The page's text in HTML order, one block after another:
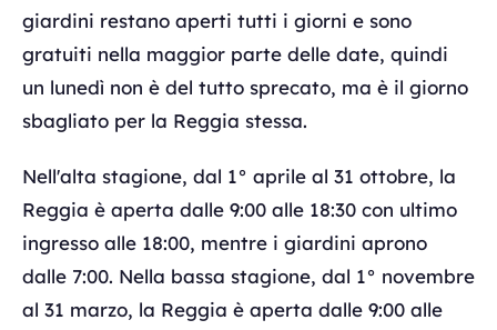
giardini restano aperti tutti i giorni e sono
gratuiti nella maggior parte delle date, quindi
un lunedì non è del tutto sprecato, ma è il giorno
sbagliato per la Reggia stessa.
Nell'alta stagione, dal 1° aprile al 31 ottobre, la
Reggia è aperta dalle 9:00 alle 18:30 con ultimo
ingresso alle 18:00, mentre i giardini aprono
dalle 7:00. Nella bassa stagione, dal 1° novembre
al 31 marzo, la Reggia è aperta dalle 9:00 alle